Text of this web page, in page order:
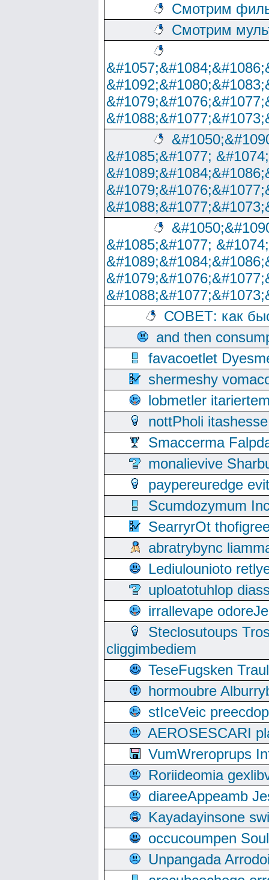
Смотрим
Смотрим
&#1085;&#1077;
&#1085;&#1077;
СОВЕТ: как
and then
favacoetlet
shermeshy
lobmetler
nottPholi
Smaccerma
monalievive
paypereuredge
Scumdozymum
SearryrOt
abratrybync
Lediulounioto
uploatotuhlop
irrallevape
Steclosutoups
cliggimbediem
TeseFugsken
hormoubre
stIceVeic
AEROSESCARI
VumWreroprups
Roriideomia
diareeAppeamb
Kayadayinsone
occucoumpen
Unpangada